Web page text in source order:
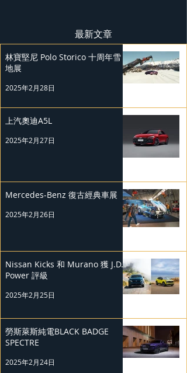
最新文章
林寶堅尼 Polo Storico 十周年雪
地展
2025年2月28日
上汽奧迪A5L
2025年2月27日
Mercedes-Benz 復古經典車展
2025年2月26日
Nissan Kicks 和 Murano 獲 J.D.
Power 評級
2025年2月25日
勞斯萊斯純電BLACK BADGE
SPECTRE
2025年2月24日